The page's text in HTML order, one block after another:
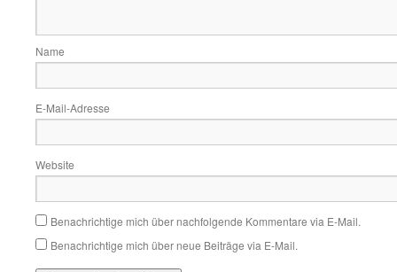
Name
E-Mail-Adresse
Website
Benachrichtige mich über nachfolgende Kommentare via E-Mail.
Benachrichtige mich über neue Beiträge via E-Mail.